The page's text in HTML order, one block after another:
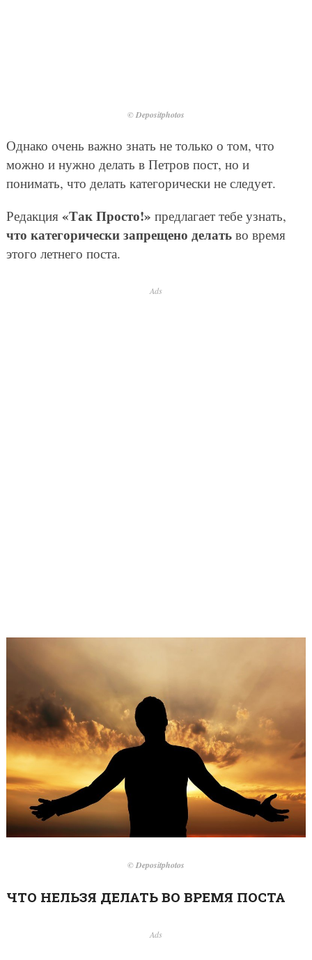
© Depositphotos
Однако очень важно знать не только о том, что
можно и нужно делать в Петров пост, но и
понимать, что делать категорически не следует.
Редакция «Так Просто!» предлагает тебе узнать,
что категорически запрещено делатьво время
этого летнего поста.
Ads
© Depositphotos
ЧТО НЕЛЬЗЯ ДЕЛАТЬ ВО ВРЕМЯ ПОСТА
Ads